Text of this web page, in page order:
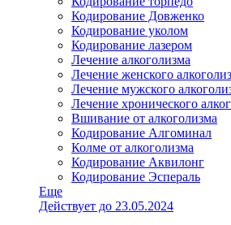
Кодирование Довженко
Кодирование уколом
Кодирование лазером
Лечение алкоголизма
Лечение женского
Лечение мужского
Лечение хронического
Вшивание от алкоголизма
Кодирование Алгоминал
Колме от алкоголизма
Кодирование Аквилонг
Кодирование Эспераль
Еще
Действует до 23.05.2024